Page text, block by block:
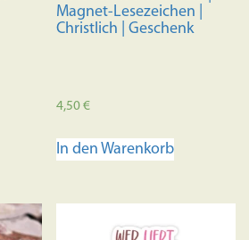
werden
Magnet-Lesezeichen |
Christlich | Geschenk
4,50€
In den Warenkorb